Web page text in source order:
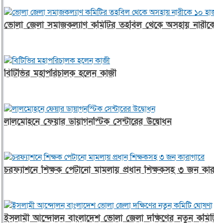
ভোলা জেলা সমাজকল্যাণ কমিটির তহবিল থেকে অসহায়
বিটিভির মহাপরিচালক হলেন কাজী
লালমোহনে ফেয়ার ডায়াগনস্টিক সেন্টারের উদ্বোধন
চরফ্যাশনে শিক্ষক পেটানো মামলায় প্রধান শিক্ষকসহ ৩ জন
ইসলামী আন্দোলন বাংলাদেশ ভোলা জেলা দক্ষিণের নতুন